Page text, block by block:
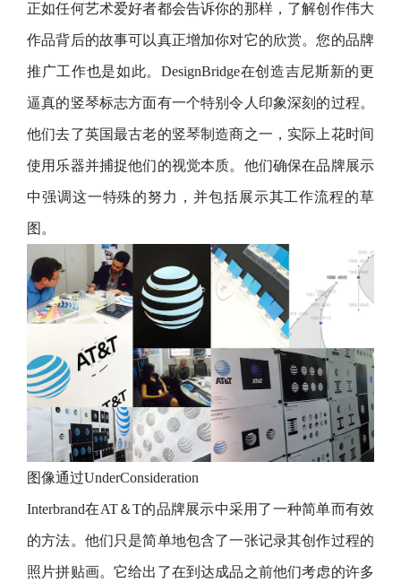
正如任何艺术爱好者都会告诉你的那样，了解创作伟大
作品背后的故事可以真正增加你对它的欣赏。您的品牌
推广工作也是如此。DesignBridge在创造吉尼斯新的更
逼真的竖琴标志方面有一个特别令人印象深刻的过程。
他们去了英国最古老的竖琴制造商之一，实际上花时间
使用乐器并捕捉他们的视觉本质。他们确保在品牌展示
中强调这一特殊的努力，并包括展示其工作流程的草
图。
图像通过UnderConsideration
Interbrand在AT＆T的品牌展示中采用了一种简单而有效
的方法。他们只是简单地包含了一张记录其创作过程的
照片拼贴画。它给出了在到达成品之前他们考虑的许多